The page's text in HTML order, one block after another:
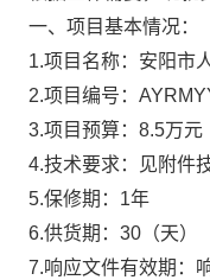
一、项目基本情况：
1.项目名称：安阳市
2.项目编号：
3.项目预算： 8.5万元
4.技术要求：见附件
5.保修期：1年
6.供货期：30（天）
7.响应文件有效期：